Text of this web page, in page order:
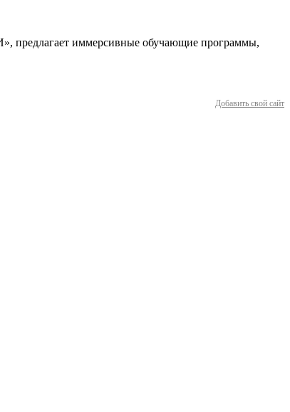
предлагает иммерсивные обучающие программы,
Добавить свой сайт